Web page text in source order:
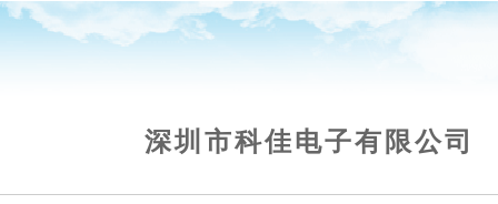
深圳市科佳电子有限公司